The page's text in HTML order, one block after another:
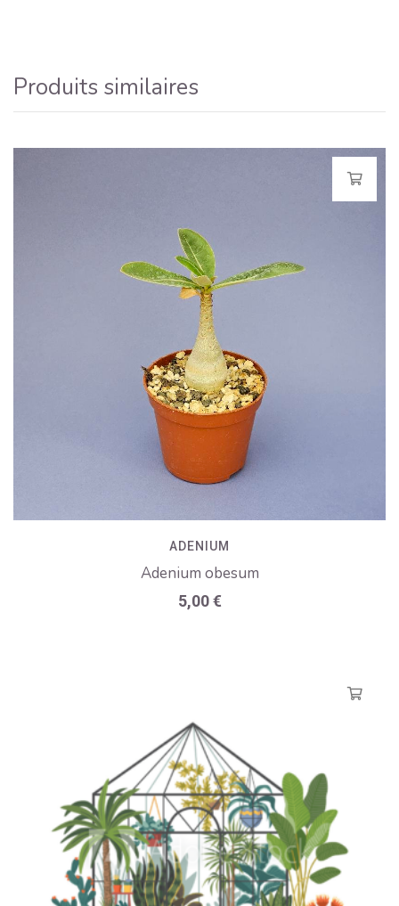
Produits similaires
ADENIUM
Adenium obesum
5,00€